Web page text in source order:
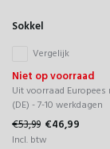
Sokkel
Vergelijk
Niet op voorraad
Uit voorraad
(DE) - 7-10 werkdagen
€53,99 €46,99
Incl. btw